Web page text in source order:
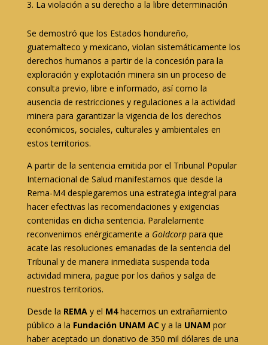
La violación a su derecho a la libre determinación
Se demostró que los Estados hondureño,
guatemalteco y mexicano, violan sistemáticamente los
derechos humanos a partir de la concesión para la
exploración y explotación minera sin un proceso de
consulta previo, libre e informado, así como la
ausencia de restricciones y regulaciones a la actividad
minera para garantizar la vigencia de los derechos
económicos, sociales, culturales y ambientales en
estos territorios.
A partir de la sentencia emitida por el Tribunal Popular
Internacional de Salud manifestamos que desde la
Rema-M4 desplegaremos una estrategia integral para
hacer efectivas las recomendaciones y exigencias
contenidas en dicha sentencia. Paralelamente
reconvenimos enérgicamente a Goldcorppara que
acate las resoluciones emanadas de la sentencia del
Tribunal y de manera inmediata suspenda toda
actividad minera, pague por los daños y salga de
nuestros territorios.
Desde la REMAy el M4hacemos un extrañamiento
público a la Fundación UNAM ACy a la UNAM por
haber aceptado un donativo de 350 mil dólares de una